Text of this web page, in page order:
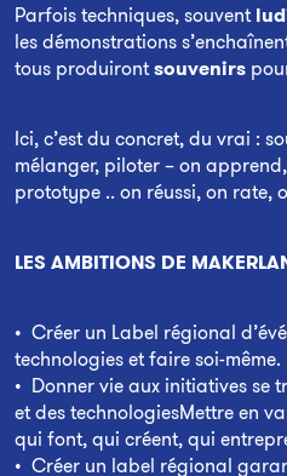
Parfois techniques, souvent
les démonstrations
tous produirontsouvenirs
Ici, c’est du concret, du vrai :
mélanger, piloter – on
prototype .. on réussi, on rate,
LES AMBITIONS DE
Créer un Label régional
technologies et faire soi-même.
Donner vie aux initiatives se
et des technologiesMettre en
qui font, qui créent, qui
Créer un label régional